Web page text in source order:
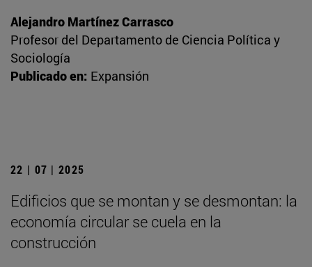
Alejandro Martínez Carrasco
Profesor del Departamento de Ciencia Política y
Sociología
Publicado en: Expansión
22 | 07 | 2025
Edificios que se montan y se desmontan: la
economía circular se cuela en la
construcción